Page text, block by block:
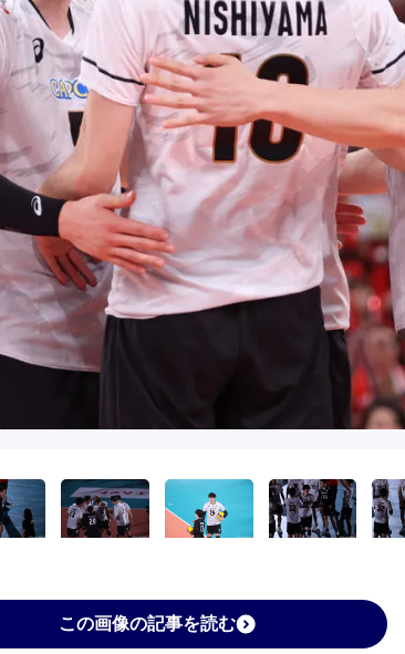
この画像の記事を読む